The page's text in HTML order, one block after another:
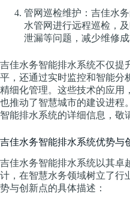
管网巡检维护：吉佳水
水管网进行远程巡检，
泄漏等问题，减少维修成
吉佳水务智能排水系统不仅提
平，还通过实时监控和智能分
精细化管理。这些技术的应用
也推动了智慧城市的建设进程
智能排水系统的详细信息，敬
吉佳水务智能排水系统优势与
吉佳水务智能排水系统以其卓
计，在智慧水务领域树立了行
势与创新点的具体描述：